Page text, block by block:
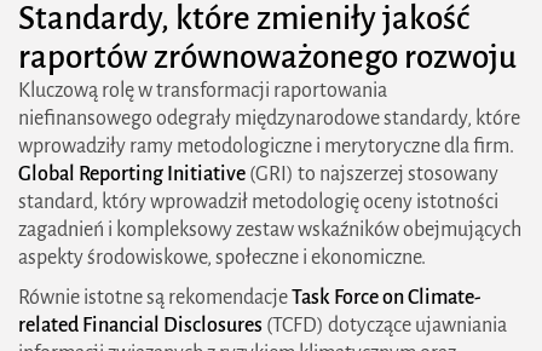
Standardy, które zmieniły jakość
raportów zrównoważonego rozwoju
Kluczową rolę w transformacji raportowania
niefinansowego odegrały międzynarodowe standardy, które
wprowadziły ramy metodologiczne i merytoryczne dla firm.
Global Reporting Initiative (GRI) to najszerzej stosowany
standard, który wprowadził metodologię oceny istotności
zagadnień i kompleksowy zestaw wskaźników obejmujących
aspekty środowiskowe, społeczne i ekonomiczne.
Równie istotne są rekomendacjeTask Force on Climate-
related Financial Disclosures (TCFD) dotyczące ujawniania